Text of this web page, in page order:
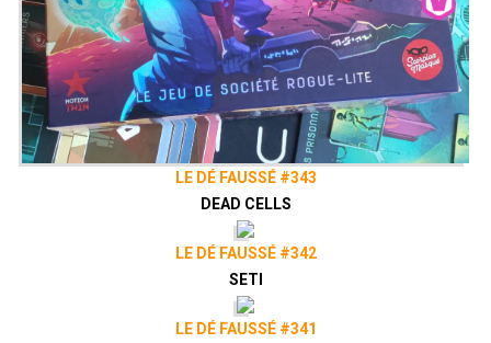
LE DÉ FAUSSÉ #343
DEAD CELLS
LE DÉ FAUSSÉ #342
SETI
LE DÉ FAUSSÉ #341